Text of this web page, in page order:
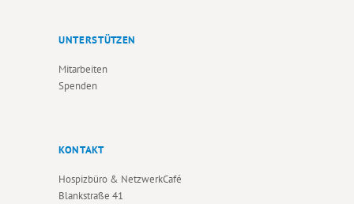
UNTERSTÜTZEN
Mitarbeiten
Spenden
KONTAKT
Hospizbüro & NetzwerkCafé
Blankstraße 41